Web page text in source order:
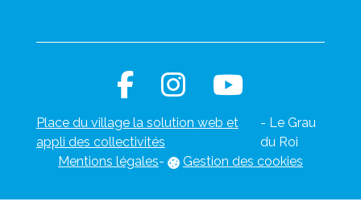
Place du village la solution web et
appli des collectivités
- Le Grau
du Roi
Mentions légales- Gestion des cookies